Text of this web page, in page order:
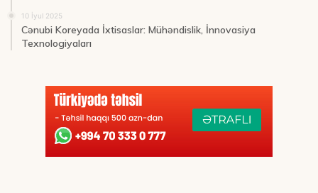
10 İyul 2025
Cənubi Koreyada İxtisaslar: Mühəndislik, İnnovasiya
Texnologiyaları